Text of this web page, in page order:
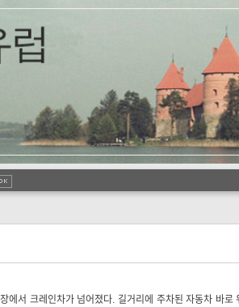
에서 크레인차가 넘어졌다. 길거리에 주차된 자동차 바로